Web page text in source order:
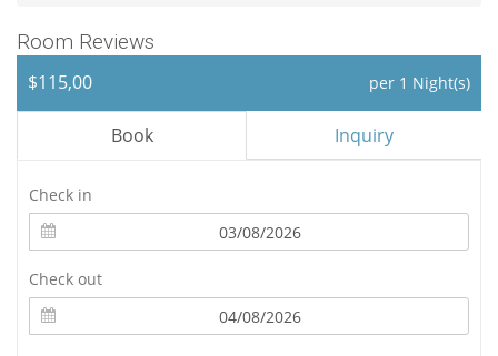
Room Reviews
$115,00 per 1 Night(s)
Book Inquiry
Check in
Check out